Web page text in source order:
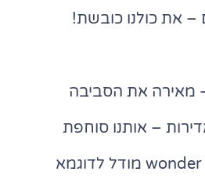
– את כולנו כובשת!
מאירה את הסביבה
– אותנו סוחפת